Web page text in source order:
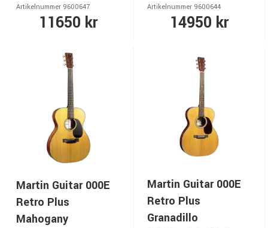
Artikelnummer 9600647
11650 kr
Artikelnummer 9600644
14950 kr
Martin Guitar 000E
Retro Plus
Mahogany
Martin Guitar 000E
Retro Plus
Granadillo